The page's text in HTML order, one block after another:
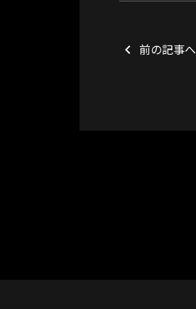
keyboard_arrow_left 前の記事へ